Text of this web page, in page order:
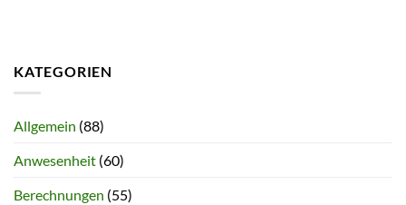
KATEGORIEN
Allgemein (88)
Anwesenheit (60)
Berechnungen (55)